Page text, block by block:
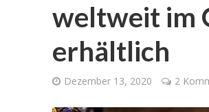
weltweit im
erhältlich
Dezember 13, 2020 2